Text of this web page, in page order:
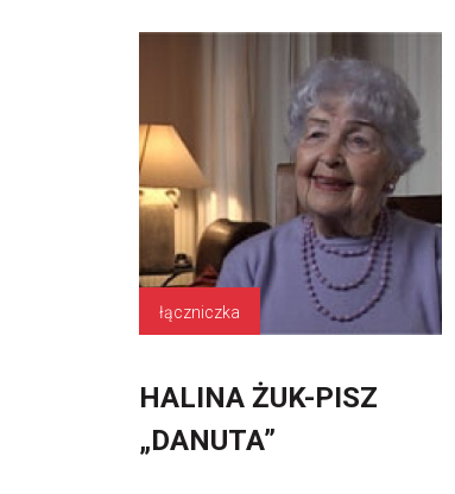
łączniczka
HALINA ŻUK-PISZ
„DANUTA”